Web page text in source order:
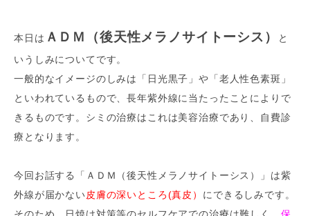
本日は ＡＤＭ（後天性メラノサイトーシス）
と
いうしみについてです。
一般的なイメージのしみは「日光黒子」や「老人性色素斑」
といわれているもので、長年紫外線に当たったことによりで
きるものです。シミの治療はこれは美容治療であり、自費診
療となります。
今回お話する「ＡＤＭ（後天性メラノサイトーシス）」は紫
外線が届かない皮膚の深いところ(真皮） にできるしみです。